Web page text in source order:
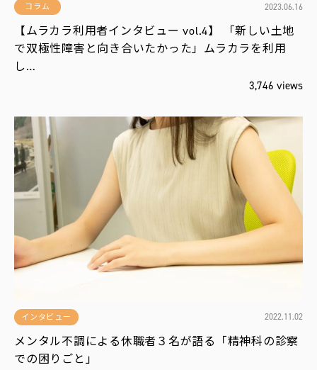
コラム 2023.06.16
【ムラカラ利用者インタビュー vol.4】 「新しい土地
で双極性障害と向き合いたかった」ムラカラを利用
し…
3,746 views
インタビュー 2022.11.02
メンタル不調による休職者３名が語る「精神科の診察
での困りごと」